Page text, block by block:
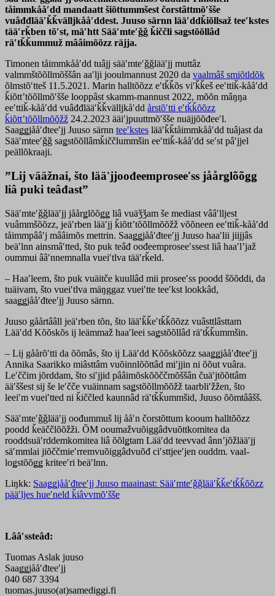
tåimmkååʹdd mandaatt šiõttummšest čorstâttmõʹšše
vuâđđlääʹǩǩvälljkååʹddest. Juuso särnn lääʹddǩiõllsaž teeʹkstes
tääʹrǩben tõʹst, mäʹhtt Sääʹmteʹǧǧ ǩiččli saǥstõõllâd
räʹtǩǩummuž mââimõõzz räjja.
Timonen tåimmkååʹdd tuâjj sääʹmteʹǧǧlääʹjj muttâz
valmmštõõllmõššân aaʹlji jooulmannust 2020 da vaalmâš smiõtldõk
õlmstõʹtteš 11.5.2021. Marin halltõõzz eʹtǩǩõs viʹǩǩeš eeʹttiǩ-kååʹdd
ǩiõttʼtõõllmõʹšše looppâst skamm-mannust 2022, mõõn mâŋŋa
eeʹttiǩ-kååʹdd vuâđđlääʹǩǩvälljkåʹdd årstõʹtti eʹtǩǩõõzz
ǩiõttʼtõõllmõõžž 24.2.2023 ääiʹjpuuttmõʹšše nuäjjõõđeeʹl.
Saaǥǥjååʹđteeʹjj Juuso särnn teeʹkstes lääʹǩǩtåimmkååʹdd tuâjast da
Sääʹmteeʹǧǧ saǥstõõllâmǩiččlummšin eeʹttiǩ-kååʹdd seʹst pâʹjjel
peällõkraaji.
”Lij vääžnai, što lääʹjjoođeemproseeʹss jåårǥlõõǥǥ
liâ puki teâđast”
Sääʹmteʹǧǧlääʹjj jåårǥlõõǥǥ liâ vuäǯǯam še mediast vââʹlljest
vuâmmšõõzz, jeäʹrben lääʹjj ǩiõttʼtõõllmõõžž võõneen eeʹttiǩ-kååʹdd
tåimmpââʹj mââimõs mettrin. Saaǥǥjååʹđteeʹjj Juuso haaʹlii jiijjâs
beäʹlnn ainsmâʹtted, što puk teâđ oođeemproseeʹssest liâ haaʹlʼjaž
oummui ââʹnnemnalla vueiʹtlva tääʹrǩeld.
– Haaʹleem, što puk vuäitče kuullâd mii proseeʹss poodd šõõddi, da
tuäivam, što vueiʹtlva mäŋggaz vueiʹtte teeʹkst lookkâd,
saaǥǥjååʹđteeʹjj Juuso särnn.
Juuso gåårtââll jeäʹrben tõn, što lääʹǩǩeʹtǩǩõõzz vuâsttlâsttam
Lääʹdd Kõõskõs ij leämmaž haaʹleei saǥstõõllâd räʹtǩǩummšin.
– Lij gåårõʹtti da õõmâs, što ij Lääʹdd Kõõskõõzz saaǥǥjååʹđteeʹjj
Annika Saarikko miâsttâm vuõinnlõõttâd miʹjjin ni õõut vuâra.
Leʹččim jõrddam, što siʹjjid pââimõskõõččmõššân čuäʹjtõõttâm
ääʹššest sij še leʹčče vuäinnam saǥstõõllmõõžž taarbliʹžžen, što
leeiʹm vueiʹtted ni ǩiččled kaunnâd räʹtǩǩummšid, Juuso õõmtââšš.
Sääʹmteʹǧǧlääʹjj oođummuš lij ååʹn čorstõttum kooum halltõõzz
poodd ǩeäččlõõžži. ÕM ooumažvuõiggâdvuõttkomitea da
rooddsuäʹrddemkomitea liâ õõlǥtam Lääʹdd teevvad ânnʼjõžlääʹjj
säʹmmlai jiõččmieʹrremvuõiggâdvuõđ ciʹsttjeeʹjen ouddm. vaal-
loǥstõõǥǥ kriteeʹri beäʹlnn.
Liŋkk: Saaǥǥjååʹđteeʹjj Juuso maainast: Sääʹmteʹǧǧlääʹǩǩeʹtǩǩõõzz
pääʹljes hueʹneld ǩiâvvmõʹšše
Lââʹssteâđ:
Tuomas Aslak juuso
Saaǥǥjååʹđteeʹjj
040 687 3394
tuomas.juuso(at)samediggi.fi